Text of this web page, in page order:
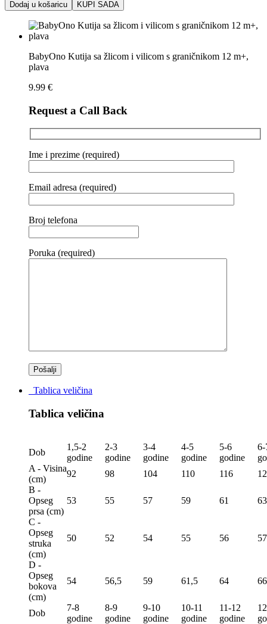
Dodaj u košaricu KUPI SADA
BabyOno Kutija sa žlicom i vilicom s graničnikom 12 m+,
plava
9.99 €
Request a Call Back
Ime i prezime (required)
Email adresa (required)
Broj telefona
Poruka (required)
Tablica veličina
Tablica veličina
Dob
1,5-2
godine
2-3
godine
3-4
godine
4-5
godine
5-6
godine
6-
A - Visina
(сm)
92 98 104 110 116
B -
Opseg
prsa (сm)
53 55 57 59 61 63
C -
Opseg
struka
(сm)
50 52 54 55 56 57
D -
Opseg
bokova
(сm)
54 56,5 59 61,5 64 66
Dob
7-8
godine
8-9
godine
9-10
godine
10-11
godine
11-12
godine